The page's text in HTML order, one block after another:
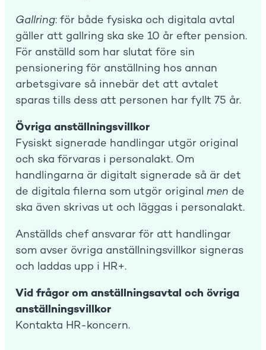
Gallring: för både fysiska och digitala avtal
gäller att gallring ska ske 10 år efter pension.
För anställd som har slutat före sin
pensionering för anställning hos annan
arbetsgivare så innebär det att avtalet
sparas tills dess att personen har fyllt 75 år.
Övriga anställningsvillkor
Fysiskt signerade handlingar utgör original
och ska förvaras i personalakt. Om
handlingarna är digitalt signerade så är det
de digitala filerna som utgör original men de
ska även skrivas ut och läggas i personalakt.
Anställds chef ansvarar för att handlingar
som avser övriga anställningsvillkor signeras
och laddas upp i HR+.
Vid frågor om anställningsavtal och övriga
anställningsvillkor
Kontakta HR-koncern.